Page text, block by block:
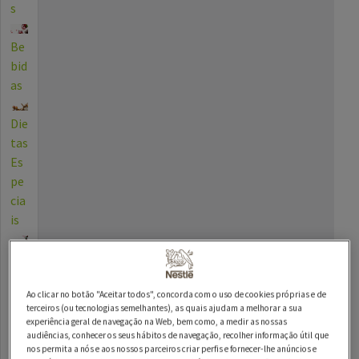
s
Be
bid
as
Die
tas
Es
pe
cia
is
Ao clicar no botão "Aceitar todos", concorda com o uso de cookies próprias e de
terceiros (ou tecnologias semelhantes), as quais ajudam a melhorar a sua
experiência geral de navegação na Web, bem como, a medir as nossas
audiências, conhecer os seus hábitos de navegação, recolher informação útil que
nos permita a nós e aos nossos parceiros criar perfis e fornecer-lhe anúncios e